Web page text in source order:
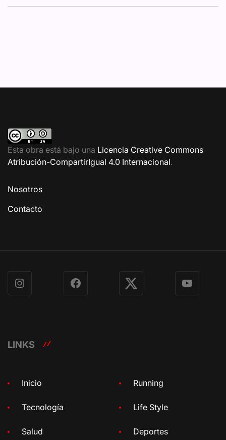
Esta obra está bajo una Licencia Creative Commons
Atribución-CompartirIgual 4.0 Internacional.
Nosotros
Contacto
Instagram Facebook X YouTube
LINKS
Inicio Running
Tecnología Life Style
Salud Deportes